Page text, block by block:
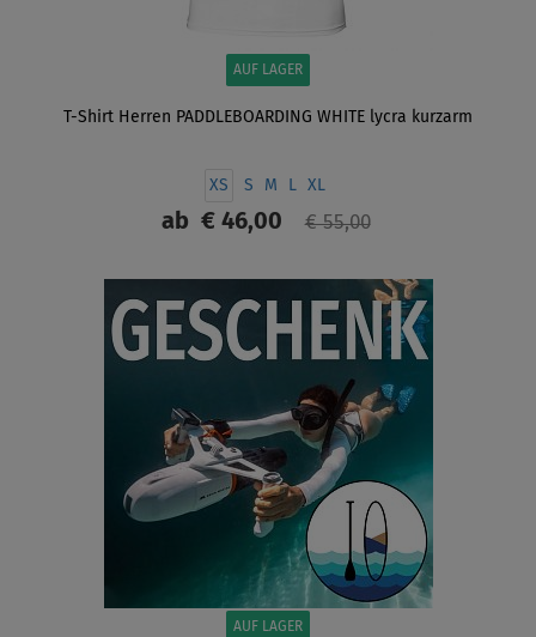
AUF LAGER
T-Shirt Herren PADDLEBOARDING WHITE lycra kurzarm
XS S M L XL
ab€ 46,00 € 55,00
ANZEIGEN
AUF LAGER